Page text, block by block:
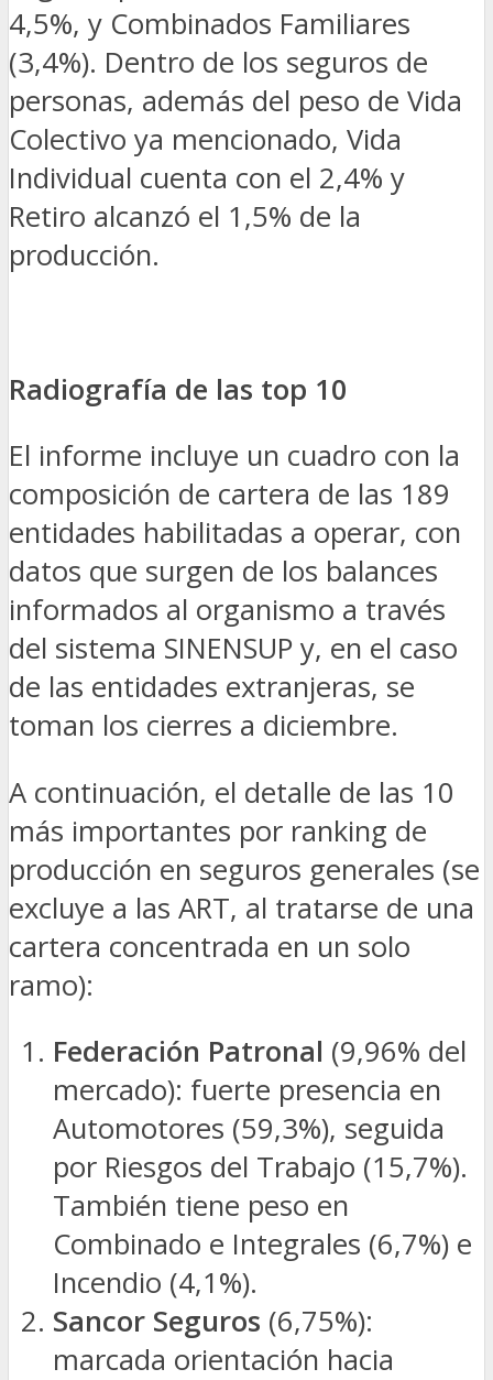
4,5%, y Combinados Familiares
(3,4%). Dentro de los seguros de
personas, además del peso de Vida
Colectivo ya mencionado, Vida
Individual cuenta con el 2,4% y
Retiro alcanzó el 1,5% de la
producción.
Radiografía de las top 10
El informe incluye un cuadro con la
composición de cartera de las 189
entidades habilitadas a operar, con
datos que surgen de los balances
informados al organismo a través
del sistema SINENSUP y, en el caso
de las entidades extranjeras, se
toman los cierres a diciembre.
A continuación, el detalle de las 10
más importantes por ranking de
producción en seguros generales (se
excluye a las ART, al tratarse de una
cartera concentrada en un solo
ramo):
Federación Patronal (9,96% del
mercado): fuerte presencia en
Automotores (59,3%), seguida
por Riesgos del Trabajo (15,7%).
También tiene peso en
Combinado e Integrales (6,7%) e
Incendio (4,1%).
Sancor Seguros (6,75%):
marcada orientación hacia